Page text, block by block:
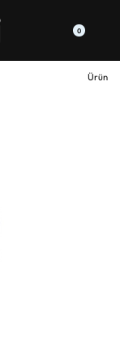
0
Ürün